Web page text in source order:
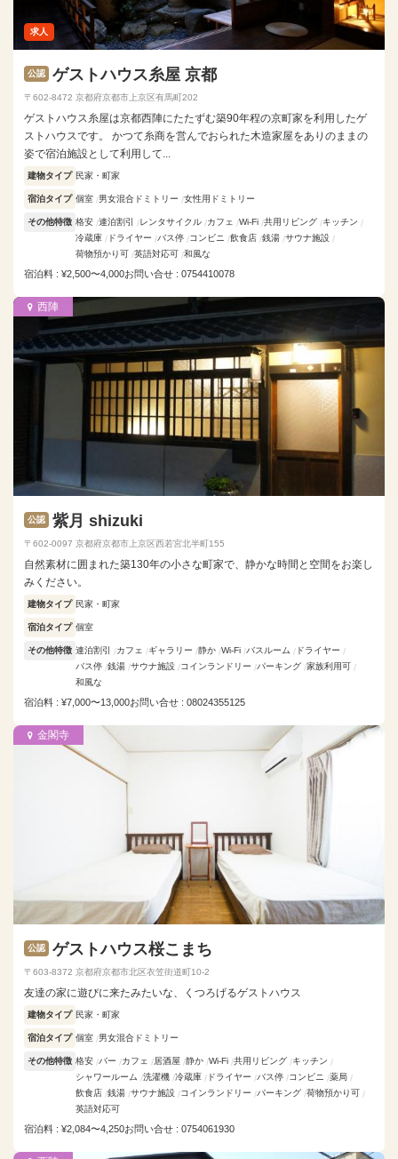
公認 ゲストハウス糸屋 京都
〒602-8472 京都府京都市上京区有馬町202
ゲストハウス糸屋は京都西陣にたたずむ築90年程の京町家を利用したゲ
ストハウスです。 かつて糸商を営んでおられた木造家屋をありのままの
姿で宿泊施設として利用して...
建物タイプ 民家・町家
宿泊タイプ 個室 男女混合ドミトリー 女性用ドミトリー
その他特徴 格安 連泊割引 レンタサイクル カフェ Wi-Fi 共用リビング
キッチン
冷蔵庫
ドライヤー バス停 コンビニ 飲食店 銭湯 サウナ施設
荷物預かり可 英語対応可 和風な
宿泊料 : ¥2,500〜4,000お問い合せ : 0754410078
求人
公認 紫月 shizuki
〒602-0097 京都府京都市上京区西若宮北半町155
西陣
自然素材に囲まれた築130年の小さな町家で、静かな時間と空間をお楽し
みください。
建物タイプ 民家・町家
宿泊タイプ 個室
その他特徴 連泊割引 カフェ ギャラリー 静か Wi-Fi バスルーム
ドライヤー
バス停 銭湯 サウナ施設 コインランドリー パーキング 家族利用可
和風な
宿泊料 : ¥7,000〜13,000お問い合せ : 08024355125
公認 ゲストハウス桜こまち
〒603-8372 京都府京都市北区衣笠街道町10-2
金閣寺
友達の家に遊びに来たみたいな、くつろげるゲストハウス
建物タイプ 民家・町家
宿泊タイプ 個室 男女混合ドミトリー
その他特徴 格安 バー カフェ 居酒屋 静か Wi-Fi 共用リビング
キッチン
シャワールーム
洗濯機 冷蔵庫 ドライヤー バス停 コンビニ
薬局
飲食店 銭湯 サウナ施設 コインランドリー パーキング 荷物預かり可
英語対応可
宿泊料 : ¥2,084〜4,250お問い合せ : 0754061930